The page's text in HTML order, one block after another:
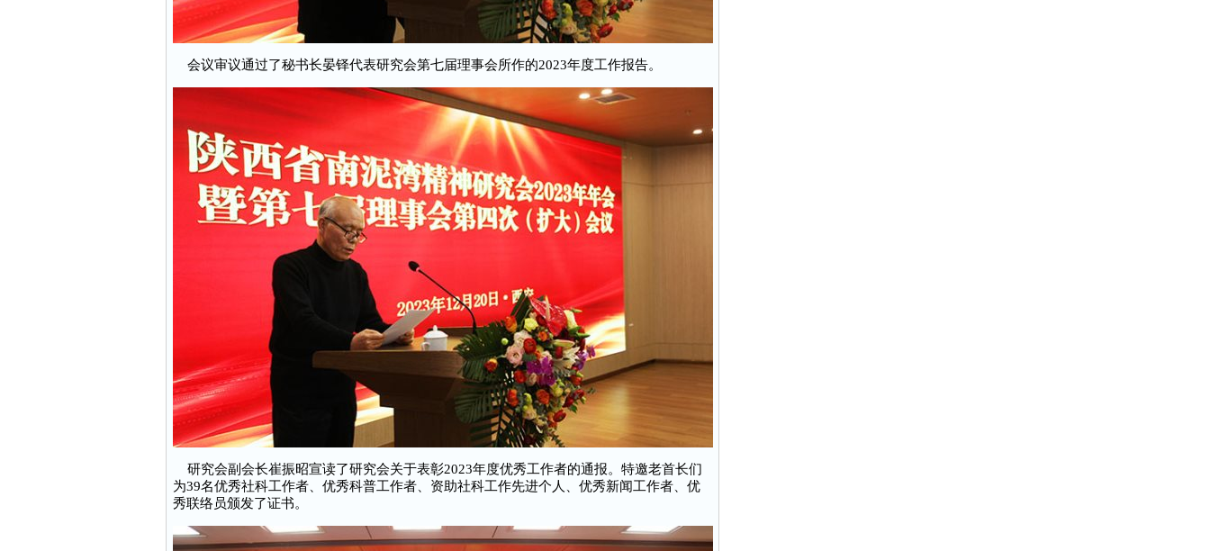
会议审议通过了秘书长晏铎代表研究会第七届理事会所作的2023年度工作报告。
研究会副会长崔振昭宣读了研究会关于表彰2023年度优秀工作者的通报。特邀老首长们
为39名优秀社科工作者、优秀科普工作者、资助社科工作先进个人、优秀新闻工作者、优
秀联络员颁发了证书。